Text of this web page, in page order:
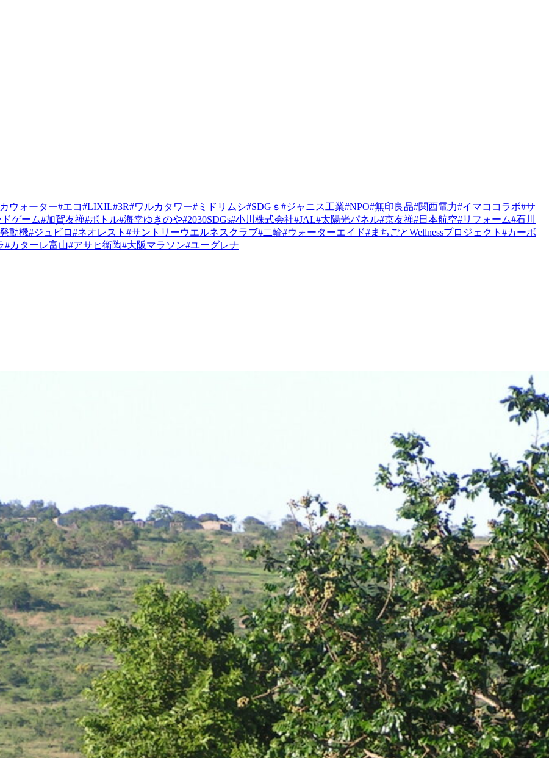
ウォーター#エコ#LIXIL#3R#ワルカタワー#ミドリムシ#SDGｓ #ジャニス工業#NPO#無印良品#関西電力#イマココラボ#サ
ドゲーム#加賀友禅#ボトル#海幸ゆきのや#2030SDGs#小川株式会社#JAL#太陽光パネル#京友禅#日本航空#リフォーム#石川
動機#ジュビロ#ネオレスト #サントリーウエルネスクラブ#二輪#ウォーターエイド#まちごとWellnessプロジェクト #カーボ
#カターレ富山#アサヒ衛陶#大阪マラソン#ユーグレナ